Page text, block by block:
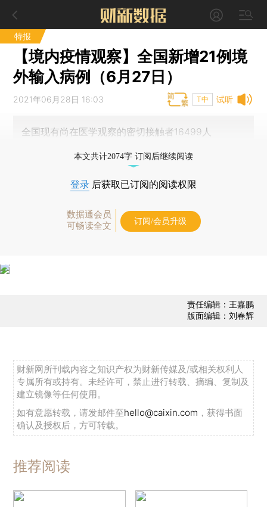
特报
【境内疫情观察】全国新增21例境
外输入病例（6月27日）
试听
2021年06月28日 16:03 T中
全国现有尚在医学观察的密切接触者16499人
本文共计2074字 订阅后继续阅读
登录 后获取已订阅的阅读权限
数据通会员
可畅读全文
订阅/会员升级
责任编辑：王嘉鹏
版面编辑：刘春辉
财新网所刊载内容之知识产权为财新传媒及/或相关权利人
专属所有或持有。未经许可，禁止进行转载、摘编、复制及
建立镜像等任何使用。
如有意愿转载，请发邮件至hello@caixin.com ，获得书面
确认及授权后，方可转载。
推荐阅读